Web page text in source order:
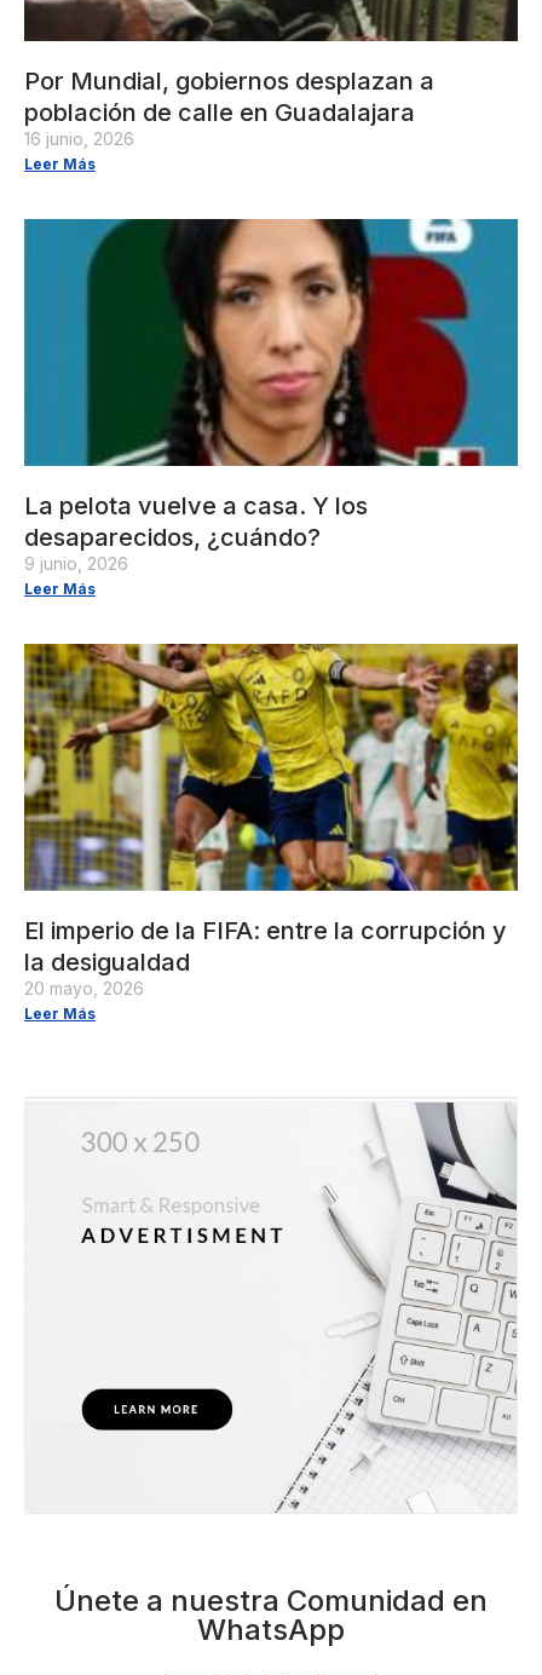
Por Mundial, gobiernos desplazan a
población de calle en Guadalajara
16 junio, 2026
Leer Más
La pelota vuelve a casa. Y los
desaparecidos, ¿cuándo?
9 junio, 2026
Leer Más
El imperio de la FIFA: entre la corrupción y
la desigualdad
20 mayo, 2026
Leer Más
Únete a nuestra Comunidad en
WhatsApp